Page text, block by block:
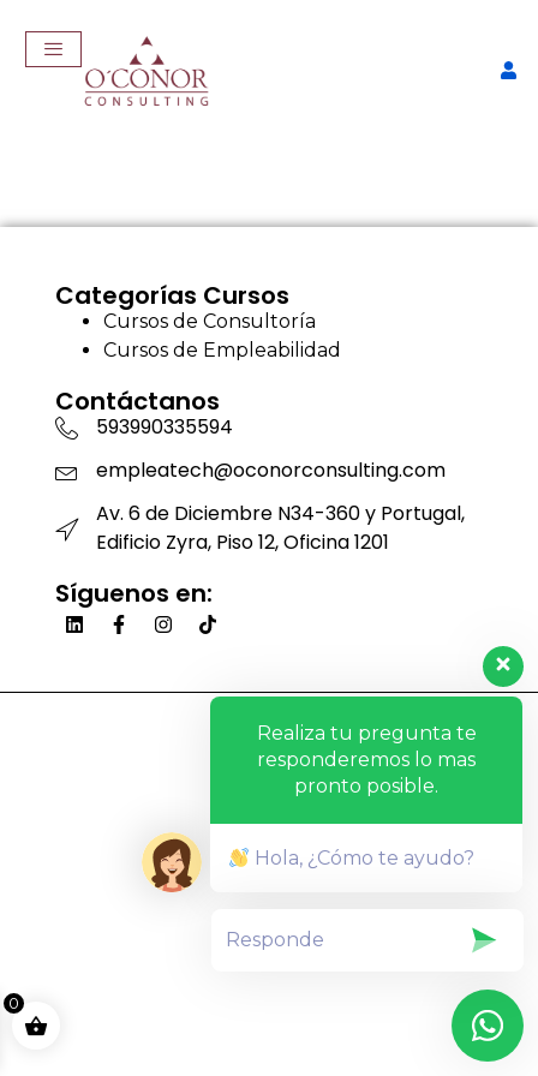
Categorías Cursos
Cursos de Consultoría
Cursos de Empleabilidad
Contáctanos
593990335594
empleatech@oconorconsulting.com
Av. 6 de Diciembre N34-360 y Portugal,
Edificio Zyra, Piso 12, Oficina 1201
Síguenos en:
0
ADD
Realiza tu pregunta te
responderemos lo mas
pronto posible.
Hola, ¿Cómo te ayudo?